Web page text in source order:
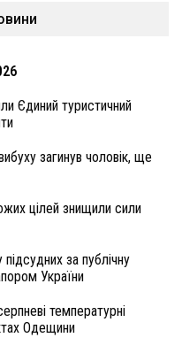
Єдиний туристичний
загинув чоловік, ще
цілей знищили сили
за публічну
України
температурні
Одещини